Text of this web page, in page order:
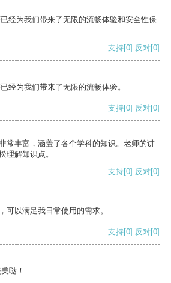
经为我们带来了无限的流畅体验和安全性保
支持[0] 反对[0]
经为我们带来了无限的流畅体验。
支持[0] 反对[0]
常丰富，涵盖了各个学科的知识。老师的讲
理解知识点。
支持[0] 反对[0]
可以满足我日常使用的需求。
支持[0] 反对[0]
哒！